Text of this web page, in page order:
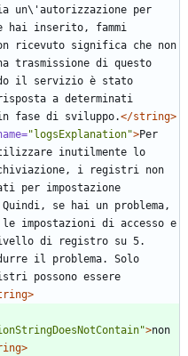
un\'autorizzazione per
hai inserito, fammi
ricevuto significa che non
trasmissione di questo
il servizio è stato
a determinati
fase di sviluppo.</string>
"logsExplanation">Per
inutilmente lo
i registri non
per impostazione
se hai un problema,
impostazioni di accesso e
di registro su 5.
il problema. Solo
possono essere
>non